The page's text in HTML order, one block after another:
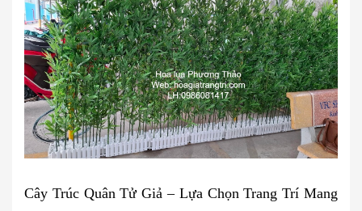
Cây Trúc Quân Tử Giả – Lựa Chọn Trang Trí Mang